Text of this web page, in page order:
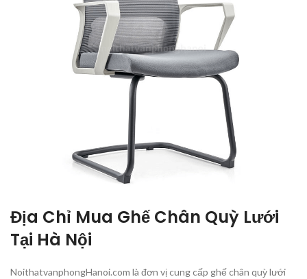
Địa Chỉ Mua Ghế Chân Quỳ Lưới
Tại Hà Nội
NoithatvanphongHanoi.com là đơn vị cung cấp ghế chân quỳ lưới